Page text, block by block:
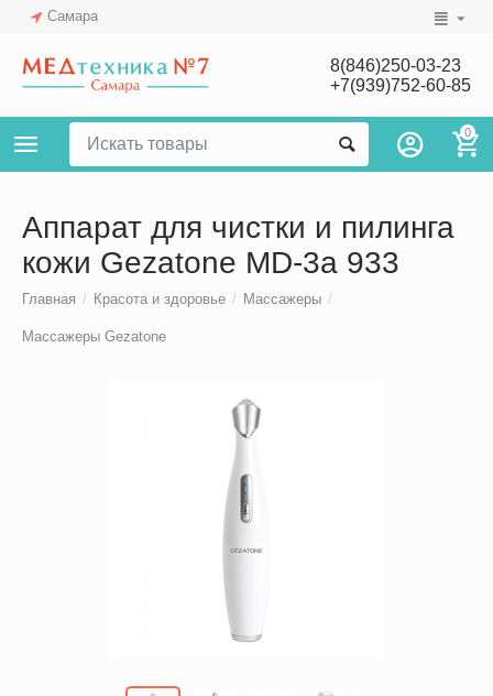
Самара
8(846)250-03-23
+7(939)752-60-85
0
Аппарат для чистки и пилинга
кожи Gezatone MD-3a 933
Главная / Красота и здоровье / Массажеры /
Массажеры Gezatone